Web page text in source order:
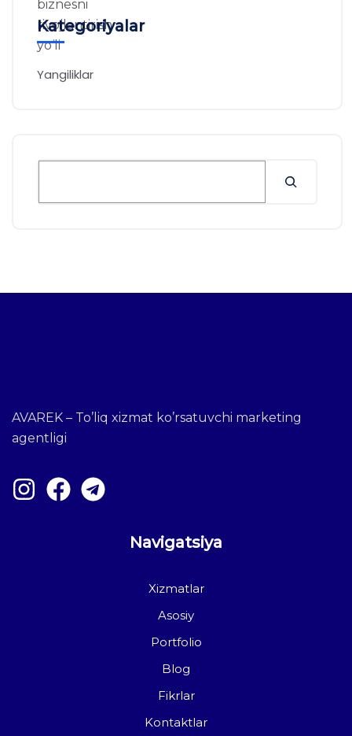
Kategoriyalar
Yangiliklar
AVAREK – To’liq xizmat ko’rsatuvchi marketing
agentligi
Navigatsiya
Xizmatlar
Asosiy
Portfolio
Blog
Fikrlar
Kontaktlar